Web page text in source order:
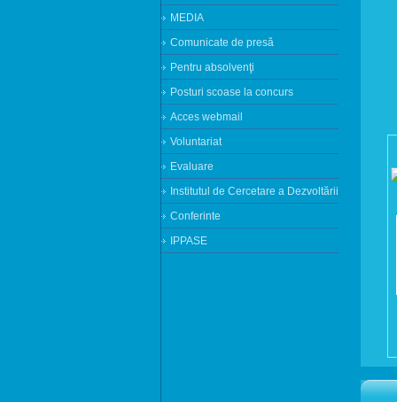
MEDIA
Comunicate de presă
Pentru absolvenţi
Posturi scoase la concurs
Acces webmail
Voluntariat
Evaluare
Institutul de Cercetare a Dezvoltării
Conferinte
IPPASE